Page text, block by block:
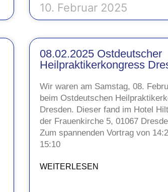
10. Februar 2025
08.02.2025 Ostdeutscher
Heilpraktikerkongress
Wir waren am Samstag, 08.
beim Ostdeutschen
Dresden. Dieser fand im Hotel
der Frauenkirche 5, 01067
Zum spannenden Vortrag von
15:10
WEITERLESEN